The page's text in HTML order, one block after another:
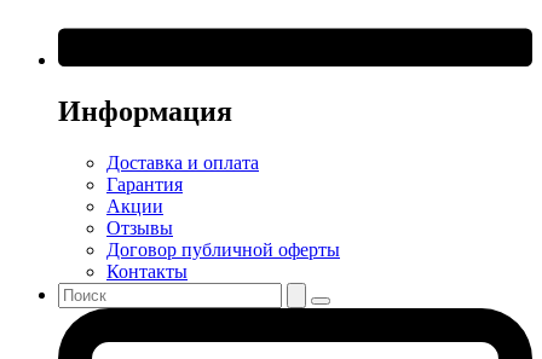
Информация
Доставка и оплата
Гарантия
Акции
Отзывы
Договор публичной оферты
Контакты